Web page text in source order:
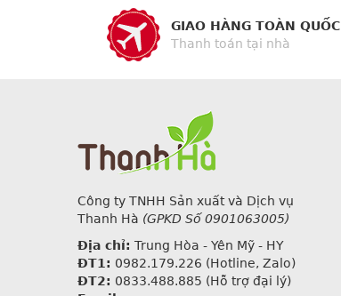
GIAO HÀNG TOÀN QUỐC
Thanh toán tại nhà
Công ty TNHH Sản xuất và Dịch vụ
Thanh Hà (GPKD Số 0901063005)
Địa chỉ: Trung Hòa - Yên Mỹ - HY
ĐT1: 0982.179.226 (Hotline, Zalo)
ĐT2: 0833.488.885 (Hỗ trợ đại lý)